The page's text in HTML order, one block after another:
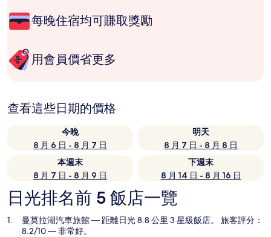
每晚住宿均可賺取獎勵
用會員價省更多
查看這些日期的價格
今晚
8 月 6 日 - 8 月 7 日
明天
8 月 7 日 - 8 月 8 日
本週末
8 月 7 日 - 8 月 9 日
下週末
8 月 14 日 - 8 月 16 日
日光排名前 5 飯店一覽
曼莫拉湖汽車旅館— 距離日光 8.8 公里 3 星級飯店。 旅客評分：
8.2/10 — 非常好。